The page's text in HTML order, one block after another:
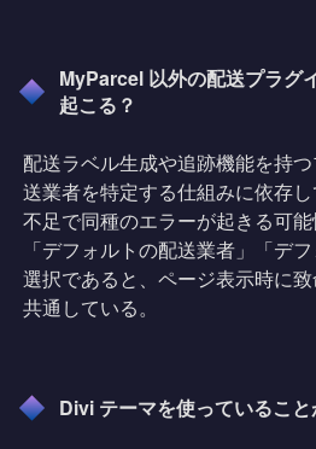
MyParcel 以外の配送プラグ
起こる？
配送ラベル生成や追跡機能を持
送業者を特定する仕組みに依存
不足で同種のエラーが起きる可
「デフォルトの配送業者」「デ
選択であると、ページ表示時に
共通している。
Divi テーマを使っているこ